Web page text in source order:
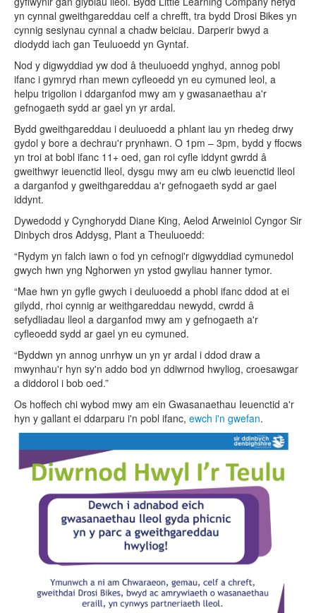
yn cynnal gweithgareddau celf a chrefft, tra bydd Drosi Bikes yn
cynnig sesiynau cynnal a chadw beiciau. Darperir bwyd a
diodydd iach gan Teuluoedd yn Gyntaf.
Nod y digwyddiad yw dod â theuluoedd ynghyd, annog pobl
ifanc i gymryd rhan mewn cyfleoedd yn eu cymuned leol, a
helpu trigolion i ddarganfod mwy am y gwasanaethau a'r
gefnogaeth sydd ar gael yn yr ardal.
Bydd gweithgareddau i deuluoedd a phlant iau yn rhedeg drwy
gydol y bore a dechrau'r prynhawn. O 1pm – 3pm, bydd y ffocws
yn troi at bobl ifanc 11+ oed, gan roi cyfle iddynt gwrdd â
gweithwyr ieuenctid lleol, dysgu mwy am eu clwb ieuenctid lleol
a darganfod y gweithgareddau a'r gefnogaeth sydd ar gael
iddynt.
Dywedodd y Cynghorydd Diane King, Aelod Arweiniol Cyngor Sir
Dinbych dros Addysg, Plant a Theuluoedd:
“Rydym yn falch iawn o fod yn cefnogi'r digwyddiad cymunedol
gwych hwn yng Nghorwen yn ystod gwyliau hanner tymor.
“Mae hwn yn gyfle gwych i deuluoedd a phobl ifanc ddod at ei
gilydd, rhoi cynnig ar weithgareddau newydd, cwrdd â
sefydliadau lleol a darganfod mwy am y gefnogaeth a'r
cyfleoedd sydd ar gael yn eu cymuned.
“Byddwn yn annog unrhyw un yn yr ardal i ddod draw a
mwynhau'r hyn sy'n addo bod yn ddiwrnod hwyliog, croesawgar
a diddorol i bob oed.”
Os hoffech chi wybod mwy am ein Gwasanaethau Ieuenctid a'r
hyn y gallant ei ddarparu i'n pobl ifanc, ewch i'n gwefan.